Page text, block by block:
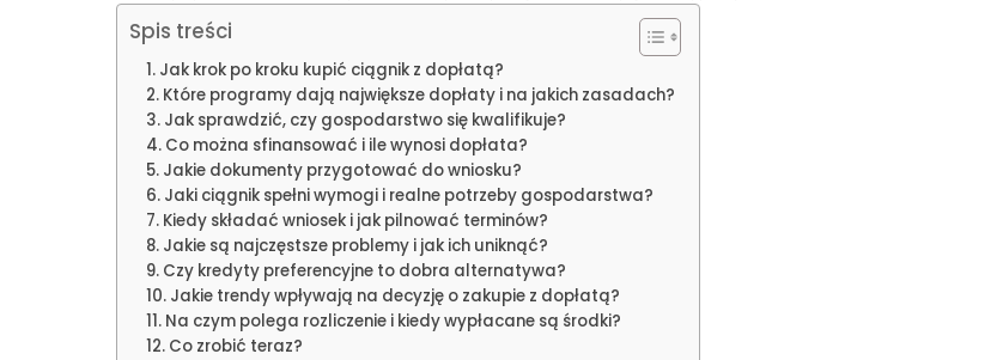
Spis treści
Jak krok po kroku kupić ciągnik z dopłatą?
Które programy dają największe dopłaty i na jakich zasadach?
Jak sprawdzić, czy gospodarstwo się kwalifikuje?
Co można sfinansować i ile wynosi dopłata?
Jakie dokumenty przygotować do wniosku?
Jaki ciągnik spełni wymogi i realne potrzeby gospodarstwa?
Kiedy składać wniosek i jak pilnować terminów?
Jakie są najczęstsze problemy i jak ich uniknąć?
Czy kredyty preferencyjne to dobra alternatywa?
Jakie trendy wpływają na decyzję o zakupie z dopłatą?
Na czym polega rozliczenie i kiedy wypłacane są środki?
Co zrobić teraz?